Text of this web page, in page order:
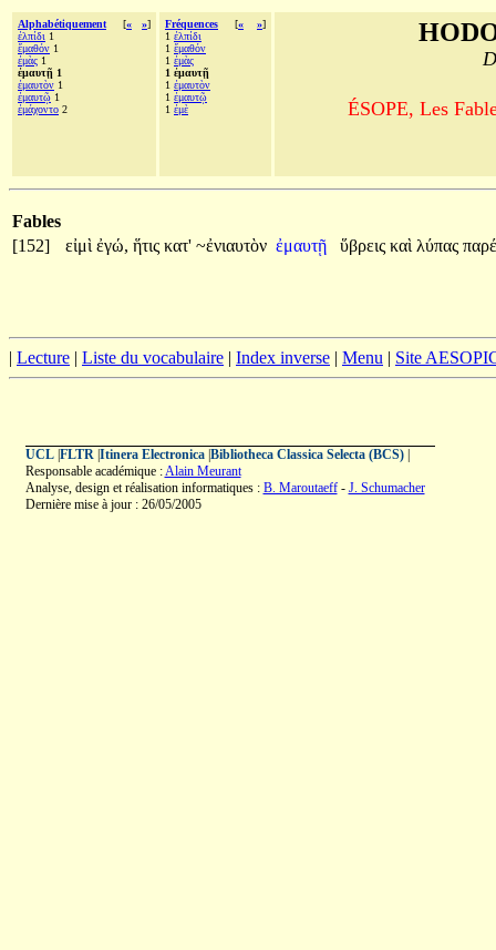
Alphabétiquement [« »]
ἐλπίδι 1
ἔμαθόν 1
ἐμὰς 1
ἐμαυτῇ 1
ἐμαυτὸν 1
ἐμαυτῷ 1
ἐμάχοντο 2
Fréquences [« »]
1 ἐλπίδι
1 ἔμαθόν
1 ἐμὰς
1 ἐμαυτῇ
1 ἐμαυτὸν
1 ἐμαυτῷ
1 ἐμὲ ÉSOPE, Les
Fables
[152]
εἰμὶ ἐγώ, ἥτις κατ' ~ἐνιαυτὸν ἐμαυτῇ ὕβρεις καὶ λύπας
| Lecture | Liste du vocabulaire | Index inverse | Menu | Site
UCL| FLTR| Itinera Electronica| Bibliotheca Classica Selecta (BCS)|
Responsable académique :Alain Meurant
Analyse, design et réalisation informatiques : B. Maroutaeff- J. Schumacher
Dernière mise à jour : 26/05/2005